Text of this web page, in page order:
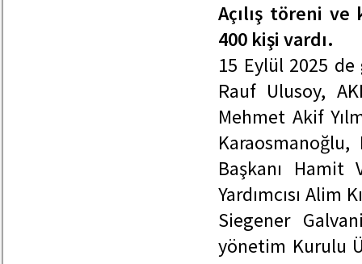
Açılış töreni ve
400 kişi vardı.
15 Eylül 2025 de
Rauf Ulusoy,
Mehmet Akif
Başkanı Hamit
Yardımcısı
Siegener
yönetim Kurulu